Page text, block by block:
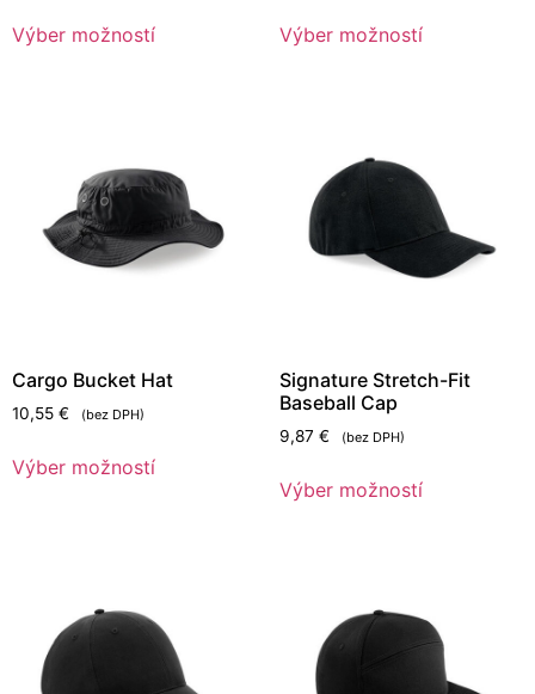
Výber možností Výber možností
Cargo Bucket Hat
10,55 € (bez DPH)
Výber možností
Signature Stretch-Fit
Baseball Cap
9,87 € (bez DPH)
Výber možností